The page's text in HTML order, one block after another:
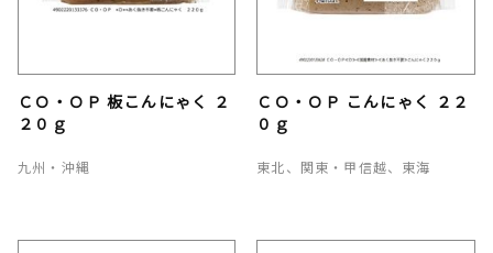
ＣＯ・ＯＰ 板こんにゃく ２
２０ｇ
九州・沖縄
ＣＯ・ＯＰ こんにゃく ２２
０ｇ
東北、関東・甲信越、東海